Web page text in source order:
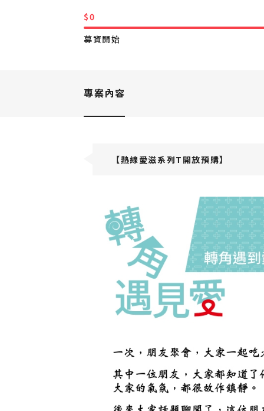
$0
募資開始
專案內容
【熱線愛滋系列T開放預購】